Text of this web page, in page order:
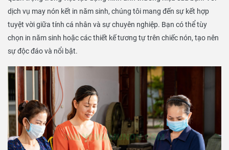
dịch vụ may nón kết in năm sinh, chúng tôi mang đến sự kết hợp
tuyệt vời giữa tính cá nhân và sự chuyên nghiệp. Bạn có thể tùy
chọn in năm sinh hoặc các thiết kế tương tự trên chiếc nón, tạo nên
sự độc đáo và nổi bật.